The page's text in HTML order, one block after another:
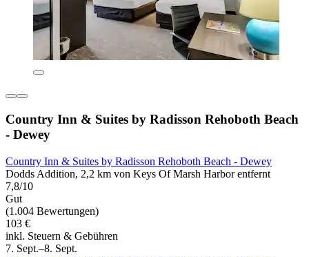
Country Inn & Suites by Radisson Rehoboth Beach
- Dewey
Country Inn & Suites by Radisson Rehoboth Beach - Dewey
Dodds Addition, 2,2 km von Keys Of Marsh Harbor entfernt
7,8/10
Gut
(1.004 Bewertungen)
103 €
inkl. Steuern & Gebühren
7. Sept.–8. Sept.